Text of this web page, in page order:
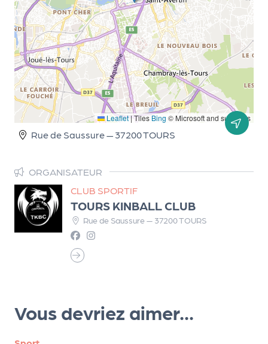
Leaflet | Tiles Bing © Microsoft and suppliers
Rue de Saussure — 37200 TOURS
ORGANISATEUR
CLUB SPORTIF
TOURS KINBALL CLUB
Rue de Saussure — 37200 TOURS
Vous devriez aimer...
L
e
k
it
d
e
l'
r
g
a
n
t
e